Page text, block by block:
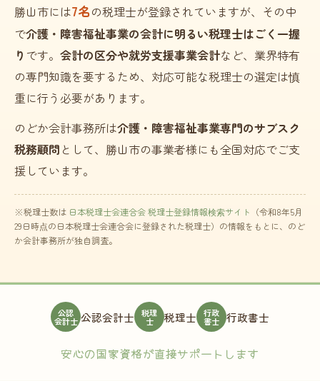
勝山市には7名の税理士が登録されていますが、その中
で介護・障害福祉事業の会計に明るい税理士はごく一握
り です。 会計の区分や就労支援事業会計など、業界特有
の専門知識を要するため、対応可能な税理士の選定は慎
重に行う必要があります。
のどか会計事務所は介護・障害福祉事業専門のサブスク
税務顧問 として、勝山市の事業者様にも全国対応でご支
援しています。
※税理士数は 日本税理士会連合会 税理士登録情報検索サイト （令和8年5月
29日時点の日本税理士会連合会に登録された税理士）の情報をもとに、のど
か会計事務所が独自調査。
公認
会計士 公認会計士 税理
士 税理士 行政
書士 行政書士
安心の国家資格が直接サポートします